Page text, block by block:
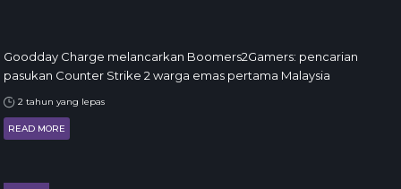
Goodday Charge melancarkan Boomers2Gamers: pencarian
pasukan Counter Strike 2 warga emas pertama Malaysia
2 tahun yang lepas
READ MORE